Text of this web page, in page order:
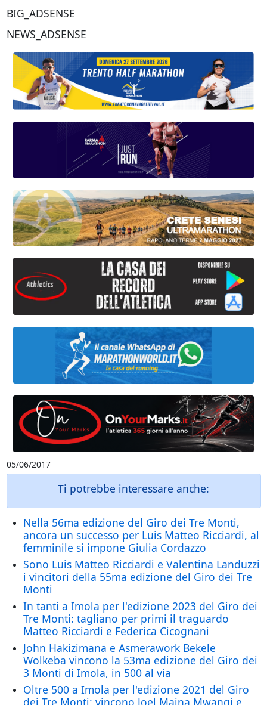
BIG_ADSENSE
NEWS_ADSENSE
05/06/2017
Ti potrebbe interessare anche:
Nella 56ma edizione del Giro dei Tre Monti,
ancora un successo per Luis Matteo Ricciardi, al
femminile si impone Giulia Cordazzo
Sono Luis Matteo Ricciardi e Valentina Landuzzi
i vincitori della 55ma edizione del Giro dei Tre
Monti
In tanti a Imola per l'edizione 2023 del Giro dei
Tre Monti: tagliano per primi il traguardo
Matteo Ricciardi e Federica Cicognani
John Hakizimana e Asmerawork Bekele
Wolkeba vincono la 53ma edizione del Giro dei
3 Monti di Imola, in 500 al via
Oltre 500 a Imola per l'edizione 2021 del Giro